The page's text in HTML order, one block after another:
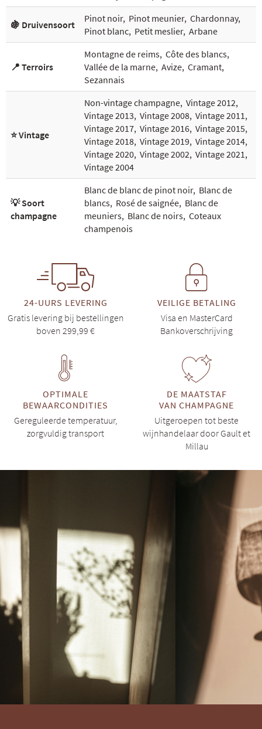
🍇 Druivensoort
Pinot noir, Pinot meunier, Chardonnay,
Pinot blanc, Petit meslier, Arbane
📍 Terroirs
Montagne de reims, Côte des blancs,
Vallée de la marne, Avize, Cramant,
Sezannais
⭐ Vintage
Non-vintage champagne, Vintage 2012,
Vintage 2013, Vintage 2008, Vintage 2011,
Vintage 2017, Vintage 2016, Vintage 2015,
Vintage 2018, Vintage 2019, Vintage 2014,
Vintage 2020, Vintage 2002, Vintage 2021,
Vintage 2004
💡 Soort
champagne
Blanc de blanc de pinot noir, Blanc de
blancs, Rosé de saignée, Blanc de
meuniers, Blanc de noirs, Coteaux
champenois
24-UURS LEVERING
Gratis levering bij bestellingen
boven 299,99 €
VEILIGE BETALING
Visa en MasterCard
Bankoverschrijving
OPTIMALE
BEWAARCONDITIES
Gereguleerde temperatuur,
zorgvuldig transport
DE MAATSTAF
VAN CHAMPAGNE
Uitgeroepen tot beste
wijnhandelaar door Gault et
Millau